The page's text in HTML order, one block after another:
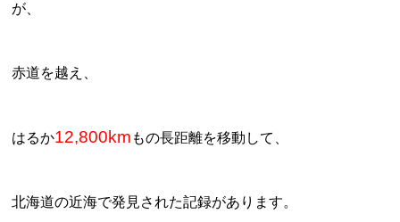
が、
赤道を越え、
はるか12,800km もの長距離を移動して、
北海道の近海で発見された記録があります。